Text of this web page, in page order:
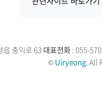
읍 충익로 63 대표전화: 055-
©Uiryeong.All